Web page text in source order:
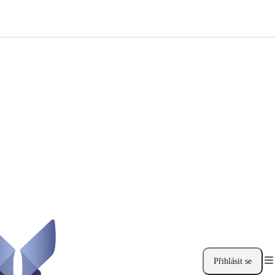
Přihlásit se